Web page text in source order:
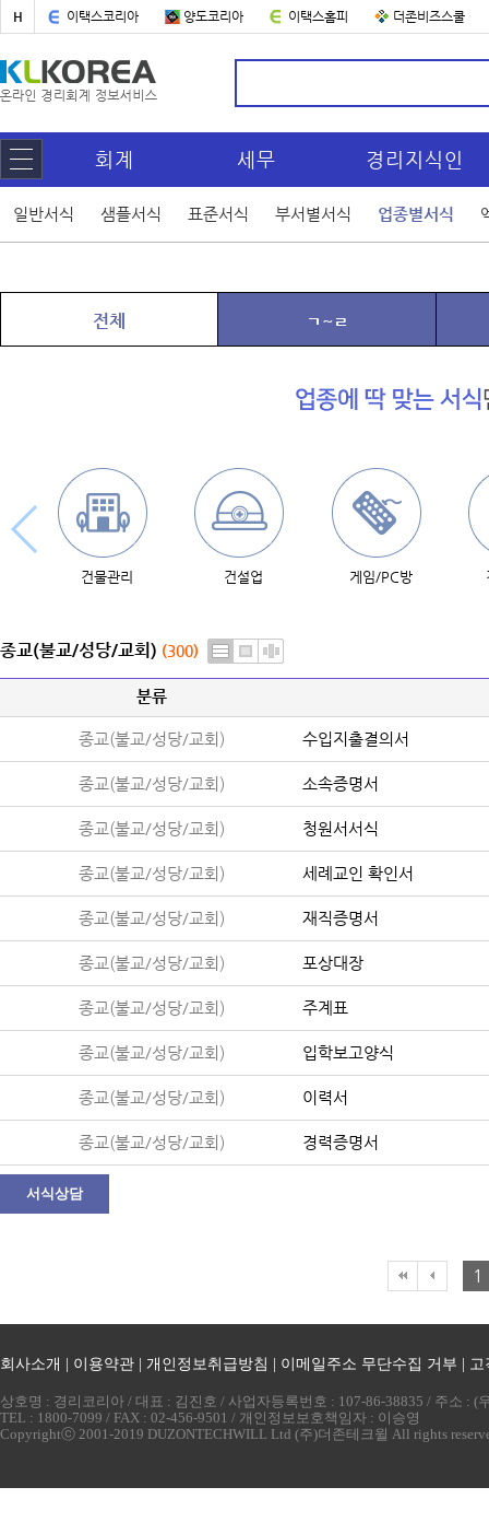
H 이택스코리아 양도코리아 이택스홈피 더존비즈스쿨
회계 세무 경리지식인
일반서식 샘플서식 표준서식 부서별서식 업종별서식
전체 ㄱ~ㄹ
건물관리 건설업 게임/PC방
종교(불교/성당/교회) (300)
분류
종교(불교/성당/교회) 수입지출결의서
종교(불교/성당/교회) 소속증명서
종교(불교/성당/교회) 청원서서식
종교(불교/성당/교회) 세례교인 확인서
종교(불교/성당/교회) 재직증명서
종교(불교/성당/교회) 포상대장
종교(불교/성당/교회) 주계표
종교(불교/성당/교회) 입학보고양식
종교(불교/성당/교회) 이력서
종교(불교/성당/교회) 경력증명서
서식상담
1
회사소개 이용약관 개인정보취급방침 이메일주소 무단수집 거부 고
상호명 : 경리코리아 / 대표 : 김진호 / 사업자등록번호 : 107-86-38835 / 주소 :
TEL : 1800-7099 / FAX : 02-456-9501 / 개인정보보호책임자 : 이승영
Copyrightⓒ 2001-2019 DUZONTECHWILL Ltd (주)더존테크윌 All rights